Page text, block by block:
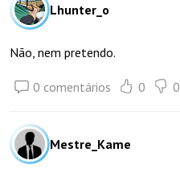
Lhunter_o
Não, nem pretendo.
0 comentários 0 0
Mestre_Kame